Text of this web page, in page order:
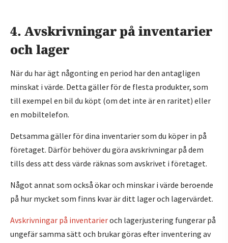
4. Avskrivningar på inventarier
och lager
När du har ägt någonting en period har den antagligen
minskat i värde. Detta gäller för de flesta produkter, som
till exempel en bil du köpt (om det inte är en raritet) eller
en mobiltelefon.
Detsamma gäller för dina inventarier som du köper in på
företaget. Därför behöver du göra avskrivningar på dem
tills dess att dess värde räknas som avskrivet i företaget.
Något annat som också ökar och minskar i värde beroende
på hur mycket som finns kvar är ditt lager och lagervärdet.
Avskrivningar på inventarieroch lagerjustering fungerar på
ungefär samma sätt och brukar göras efter inventering av